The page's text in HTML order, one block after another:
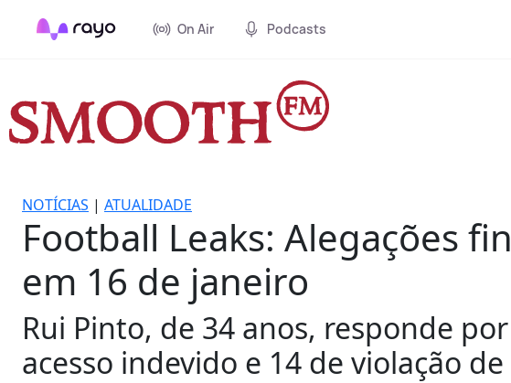
On Air Podcasts
NOTÍCIAS | ATUALIDADE
Football Leaks: Alegações
em 16 de janeiro
Rui Pinto, de 34 anos, responde
acesso indevido e 14 de violação